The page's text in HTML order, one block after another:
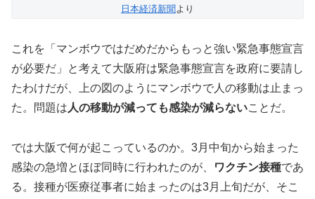
日本経済新聞 より
これを「マンボウではだめだからもっと強い緊急事態宣言
が必要だ」と考えて大阪府は緊急事態宣言を政府に要請し
たわけだが、上の図のようにマンボウで人の移動は止まっ
た。問題は 人の移動が減っても感染が減らないことだ。
では大阪で何が起こっているのか。3月中旬から始まった
感染の急増とほぼ同時に行われたのが、
ワクチン接種であ
る。接種が医療従事者に始まったのは3月上旬だが、そこ